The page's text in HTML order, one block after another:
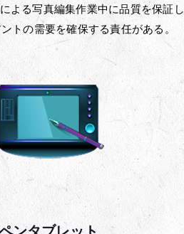
よる写真編集作業中に品質を保証し
トの需要を確保する責任がある。